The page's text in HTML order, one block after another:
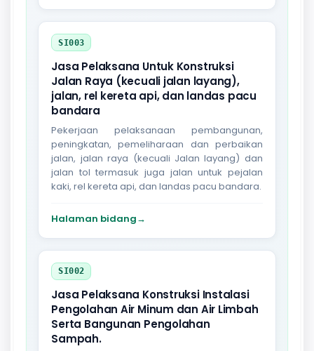
SI003
Jasa Pelaksana Untuk Konstruksi
Jalan Raya (kecuali jalan layang),
jalan, rel kereta api, dan landas pacu
bandara
Pekerjaan pelaksanaan pembangunan,
peningkatan, pemeliharaan dan perbaikan
jalan, jalan raya (kecuali Jalan layang) dan
jalan tol termasuk juga jalan untuk pejalan
kaki, rel kereta api, dan landas pacu bandara.
Halaman bidang→
SI002
Jasa Pelaksana Konstruksi Instalasi
Pengolahan Air Minum dan Air Limbah
Serta Bangunan Pengolahan
Sampah.